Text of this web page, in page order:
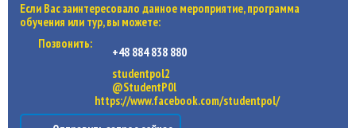
Если Вас заинтересовало данное мероприятие, программа
обучения или тур, вы можете:
Позвонить:
+48 884 838 880
studentpol2
@StudentP0l
https://www.facebook.com/studentpol/